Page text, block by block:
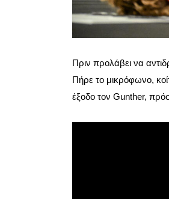
Πριν προλάβει να
Πήρε το μικρόφωνο,
έξοδο τον Gunther,